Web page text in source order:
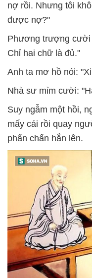
nợ rồi. Nhưng tôi
được nợ?"
Phương trượng cười
Chỉ hai chữ là đủ."
Anh ta mơ hồ nói:
Nhà sư mỉm cười:
Suy ngẫm một hồi,
mấy cái rồi quay
phấn chấn hẳn lên.